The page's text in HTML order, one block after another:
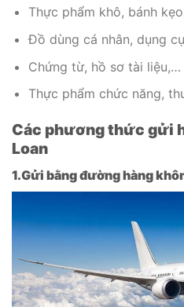
Thực phẩm khô, bánh
Đồ dùng cá nhân, dụng
Chứng từ, hồ sơ tài liệu,…
Thực phẩm chức năng,
Các phương thức gửi
Loan
1.Gửi bằng đường hàng